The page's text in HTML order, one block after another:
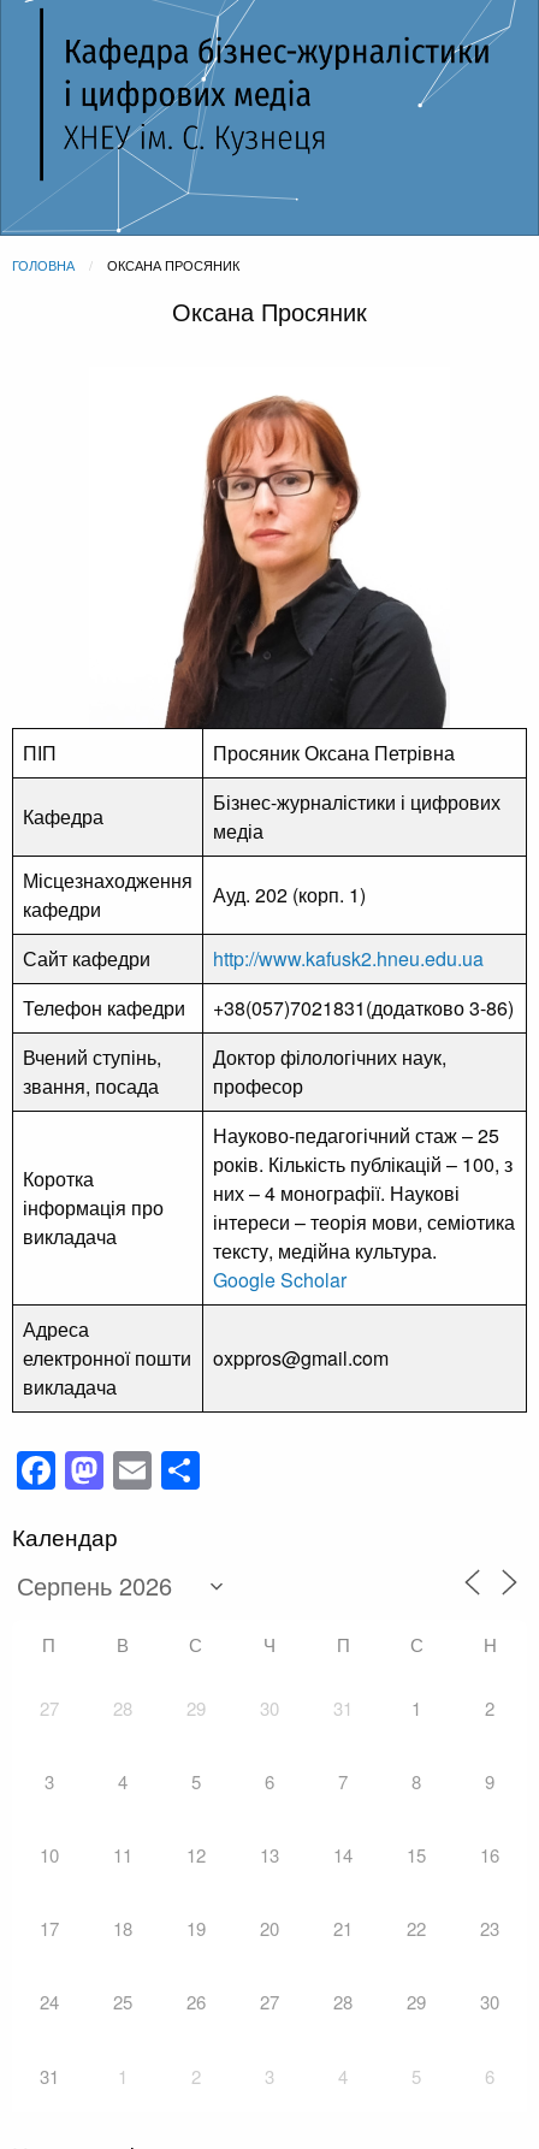
ГОЛОВНА CURRENT:
ОКСАНА ПРОСЯНИК
Оксана Просяник
ПІП Просяник Оксана Петрівна
Кафедра
Бізнес-журналістики і цифрових
медіа
Місцезнаходження
кафедри
Ауд. 202 (корп. 1)
Сайт кафедри
http://www.kafusk2.hneu.edu.ua
Телефон кафедри
+38(057)7021831(додатково 3-86)
Вчений ступінь,
звання, посада
Доктор філологічних наук,
професор
Коротка
інформація про
викладача
Науково-педагогічний стаж – 25
років. Кількість публікацій – 100, з
них – 4 монографії. Наукові
інтереси – теорія мови, семіотика
тексту, медійна культура.
Google Scholar
Адреса
електронної пошти
викладача
oxppros@gmail.com
Facebook
Mastodon
Email
Календар
П В С Ч П С Н
27 28 29 30 31 1 2
3 4 5 6 7 8 9
10 11 12 13 14 15 16
17 18 19 20 21 22 23
24 25 26 27 28 29 30
31 1 2 3 4 5 6